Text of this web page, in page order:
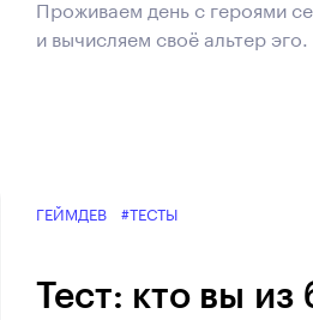
Проживаем день с героями
и вычисляем своё альтер эго.
ГЕЙМДЕВ #ТЕСТЫ
Тест: кто вы из